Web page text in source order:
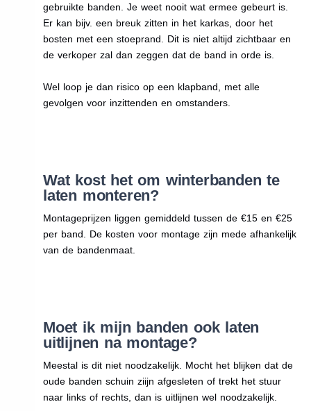
gebruikte banden. Je weet nooit wat ermee gebeurt is.
Er kan bijv. een breuk zitten in het karkas, door het
bosten met een stoeprand. Dit is niet altijd zichtbaar en
de verkoper zal dan zeggen dat de band in orde is.
Wel loop je dan risico op een klapband, met alle
gevolgen voor inzittenden en omstanders.
Wat kost het om winterbanden te
laten monteren?
Montageprijzen liggen gemiddeld tussen de €15 en €25
per band. De kosten voor montage zijn mede afhankelijk
van de bandenmaat.
Moet ik mijn banden ook laten
uitlijnen na montage?
Meestal is dit niet noodzakelijk. Mocht het blijken dat de
oude banden schuin ziijn afgesleten of trekt het stuur
naar links of rechts, dan is uitlijnen wel noodzakelijk.